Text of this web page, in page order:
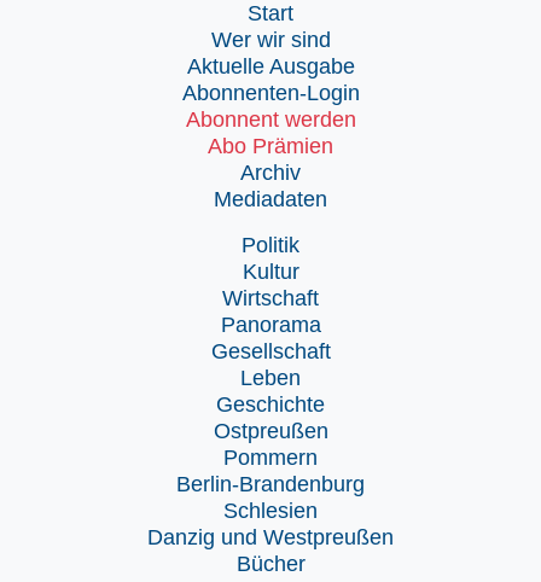
Start
Wer wir sind
Aktuelle Ausgabe
Abonnenten-Login
Abonnent werden
Abo Prämien
Archiv
Mediadaten
Politik
Kultur
Wirtschaft
Panorama
Gesellschaft
Leben
Geschichte
Ostpreußen
Pommern
Berlin-Brandenburg
Schlesien
Danzig und Westpreußen
Bücher